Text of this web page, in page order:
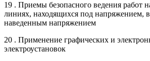
19 . Приемы безопасного ведения работ
линиях, находящихся под напряжением,
наведенным напряжением
20 . Применение графических и
электроустановок